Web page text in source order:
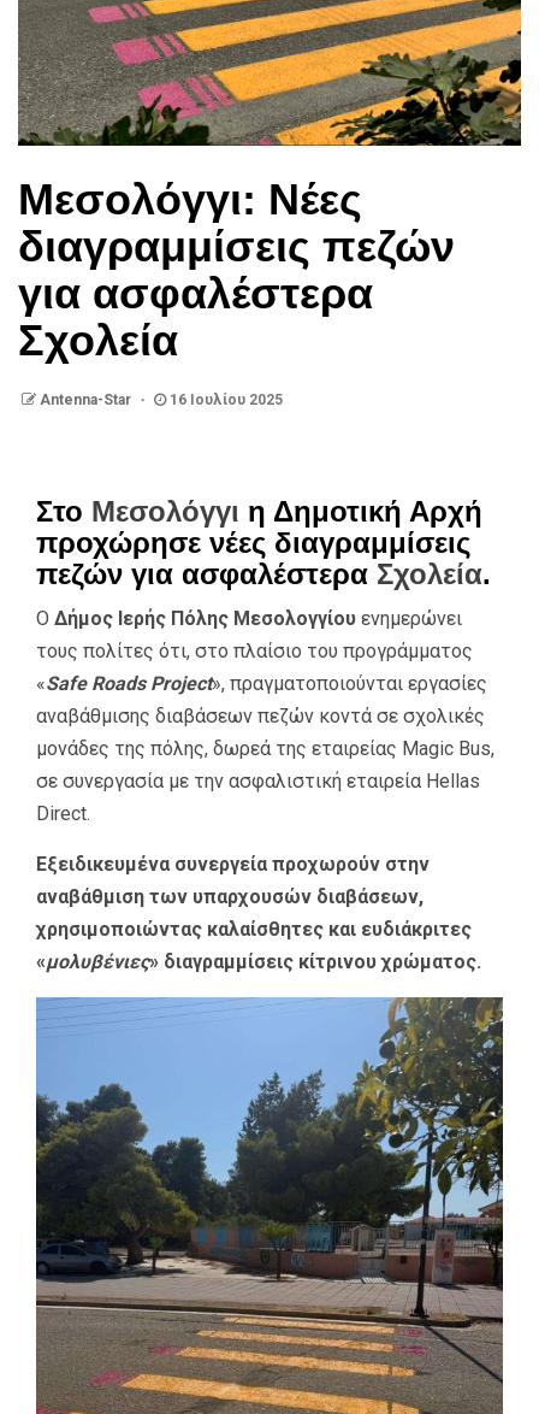
Μεσολόγγι: Νέες
διαγραμμίσεις πεζών
για ασφαλέστερα
Σχολεία
Antenna-Star 16 Ιουλίου 2025
Στο Μεσολόγγι η Δημοτική Αρχή
προχώρησε νέες διαγραμμίσεις
πεζών για ασφαλέστερα Σχολεία.
Ο Δήμος Ιερής Πόλης Μεσολογγίου ενημερώνει
τους πολίτες ότι, στο πλαίσιο του προγράμματος
«Safe Roads Project», πραγματοποιούνται εργασίες
αναβάθμισης διαβάσεων πεζών κοντά σε σχολικές
μονάδες της πόλης, δωρεά της εταιρείας Magic Bus,
σε συνεργασία με την ασφαλιστική εταιρεία Hellas
Direct.
Εξειδικευμένα συνεργεία προχωρούν στην
αναβάθμιση των υπαρχουσών διαβάσεων,
χρησιμοποιώντας καλαίσθητες και ευδιάκριτες
«μολυβένιες» διαγραμμίσεις κίτρινου χρώματος.